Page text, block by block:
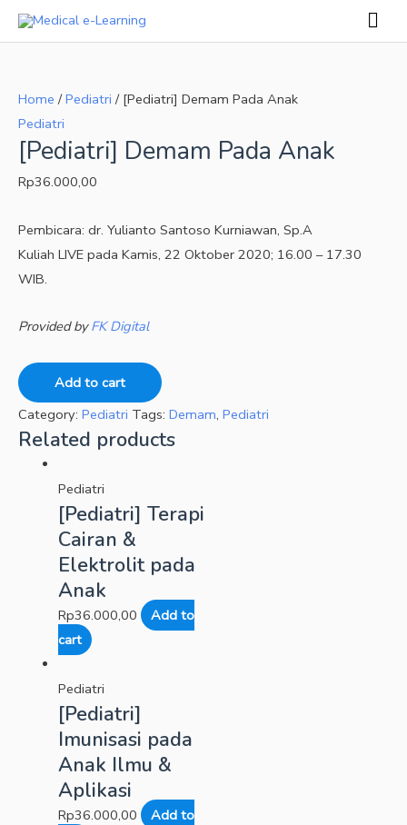
Skip
Home /Pediatri / [Pediatri] Demam Pada Anak
Pediatri
[Pediatri] Demam Pada Anak
Rp36.000,00
Pembicara: dr. Yulianto Santoso Kurniawan, Sp.A
Kuliah LIVE pada Kamis, 22 Oktober 2020; 16.00 – 17.30
WIB.
Provided byFK Digital
Pada
Anak
quantity
Add to cart
Category: Pediatri Tags: Demam, Pediatri
Related products
Pediatri
[Pediatri] Terapi
Cairan &
Elektrolit pada
Anak
Rp36.000,00
Add to
cart
Pediatri
[Pediatri]
Imunisasi pada
Anak Ilmu &
Aplikasi
Rp36.000,00
Add to